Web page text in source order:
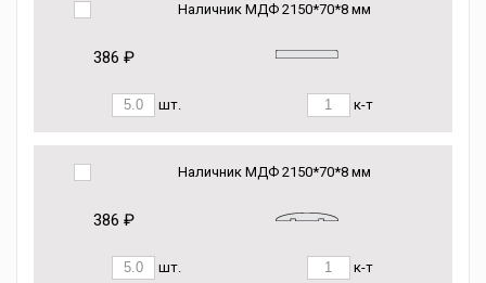
Наличник МДФ 2150*70*8 мм
386 ₽
шт. к-т
Наличник МДФ 2150*70*8 мм
386 ₽
шт. к-т